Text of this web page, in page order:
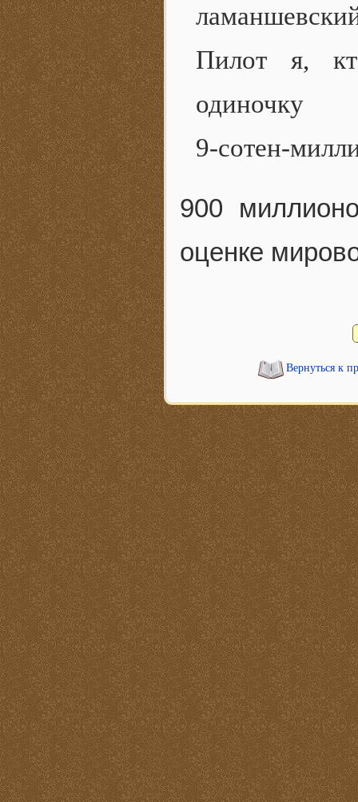
Пилот я,
одиночку
9-сотен-
900
оценке
Вернуться к